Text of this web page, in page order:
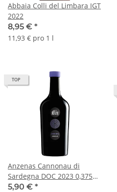
Abbaia Colli del Limbara IGT
2022
8,95 € *
11,93 € pro 1 l
TOP
Anzenas Cannonau di
Sardegna DOC 2023 0,375
ltr.
5,90 € *